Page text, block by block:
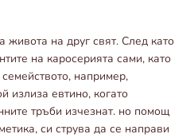
живота на друг свят. След като
на каросерията сами, като
например,
излиза евтино, когато
тръби изчезнат. но помощ
си струва да се направи